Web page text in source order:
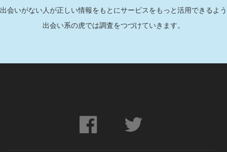
出会いがない人が正しい情報をもとにサービスをもっと活用できるよう
出会い系の虎では調査をつづけていきます。